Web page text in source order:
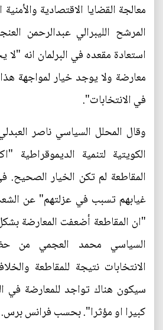
معالجة القضايا الاقتصادية
المرشح الليبرالي عبدالرحمن
استعادة مقعده في البرلمان انه
معارضة ولا يوجد خيار لمواجهة
في الانتخابات".
وقال المحلل السياسي ناصر
الكويتية لتنمية الديموقراطية
المقاطعة لم تكن الخيار الصحيح.
غيابهم تسبب في عزلتهم" عن
"ان المقاطعة أضعفت المعارضة
السياسي محمد العجمي من
الانتخابات نتيجة للمقاطعة
سيكون هناك تواجد للمعارضة في
كبيرا او مؤثرا". بحسب فرانس برس.